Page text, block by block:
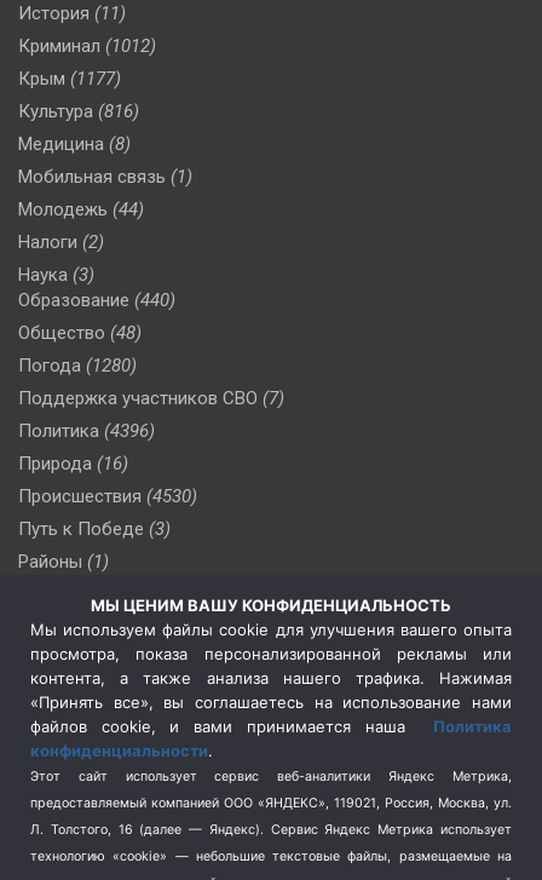
История (11)
Криминал (1012)
Крым (1177)
Культура (816)
Медицина (8)
Мобильная связь (1)
Молодежь (44)
Налоги (2)
Наука (3)
Образование (440)
Общество (48)
Погода (1280)
Поддержка участников СВО (7)
Политика (4396)
Природа (16)
Происшествия (4530)
Путь к Победе (3)
Районы (1)
(510)
Сельское хозяйство (3)
Социальная политика
(3)
Спецоперация в Украине
Спецоперация на Украине
(404)
Спорт (740)
Терроризм (1)
Транспорт (262)
МЫ ЦЕНИМ ВАШУ КОНФИДЕНЦИАЛЬНОСТЬ
Мы используем файлы cookie для улучшения вашего опыта
просмотра, показа персонализированной рекламы или
контента, а также анализа нашего трафика. Нажимая
«Принять все», вы соглашаетесь на использование нами
файлов cookie, и вами принимается наша Политика
конфиденциальности.
Этот сайт использует сервис веб-аналитики Яндекс Метрика,
предоставляемый компанией ООО «ЯНДЕКС», 119021, Россия, Москва, ул.
Л. Толстого, 16 (далее — Яндекс). Сервис Яндекс Метрика использует
технологию «cookie» — небольшие текстовые файлы, размещаемые на